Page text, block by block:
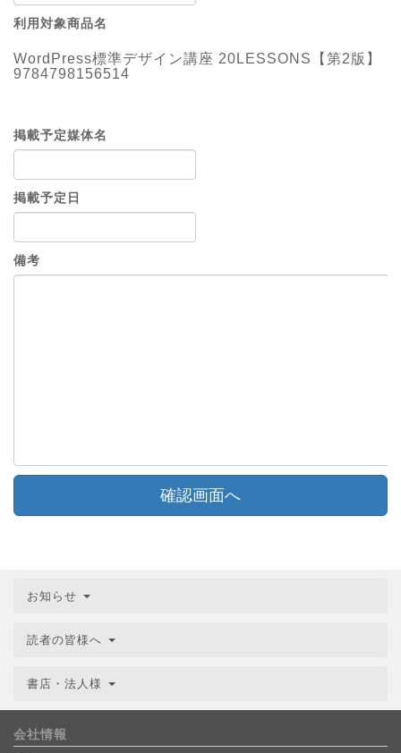
利用対象商品名
WordPress標準デザイン講座 20LESSONS【第2版】
9784798156514
掲載予定媒体名
掲載予定日
備考
確認画面へ
お知らせ
読者の皆様へ
書店・法人様
会社情報